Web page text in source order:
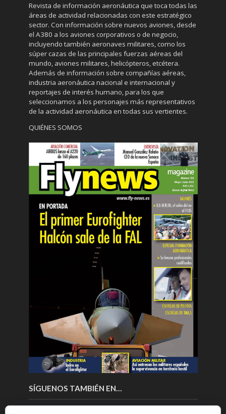
Revista de información aeronáutica que toca todas las
áreas de actividad relacionadas con este estratégico
sector. Con información sobre nuevos aviones, desde
el A380 a los aviones corporativos o de negocio,
incluyendo también aeronaves militares, como los
súper cazas de las principales fuerzas aéreas del
mundo, aviones militares, helicópteros, etcétera.
Además de información sobre compañías aéreas,
industria aeronáutica nacional e internacional y
reportajes de interés humano, para los que
seleccionamos a los personajes más representativos
de la actividad aeronáutica en todas sus vertientes.
QUIÉNES SOMOS
SÍGUENOS TAMBIÉN EN…